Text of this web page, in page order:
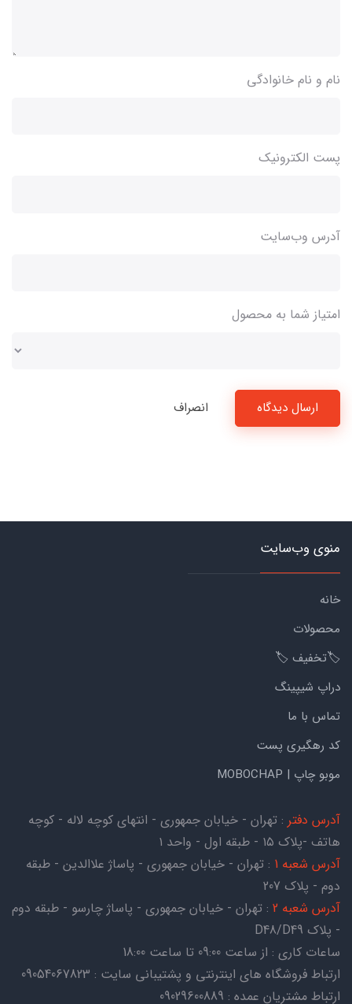
نام و نام خانوادگی
پست الکترونیک
آدرس وب‌سایت
امتیاز شما به محصول
ارسال دیدگاه انصراف
منوی وب‌سایت
خانه
محصولات
🏷️تخفیف 🏷️
دراپ شیپینگ
تماس با ما
کد رهگیری پست
موبو چاپ | MOBOCHAP
آدرس دفتر : تهران - خیابان جمهوری - انتهای کوچه لاله - کوچه
هاتف -پلاک ۱۵ - طبقه اول - واحد ۱
آدرس شعبه 1
: تهران - خیابان جمهوری - پاساژ علاالدین - طبقه
دوم - پلاک 207
آدرس شعبه 2
: تهران - خیابان جمهوری - پاساژ چارسو - طبقه دوم
- پلاک D48/D49
ساعات کاری : از ساعت 09:00 تا ساعت 18:00
ارتباط فروشگاه های اینترنتی و پشتیبانی سایت : 09054067823
ارتباط مشتریان عمده : 09029600889